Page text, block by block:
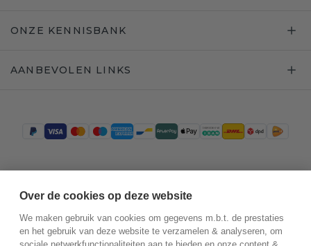
ONZE KENNISBANK
AANBEVOLEN LINKS
Over de cookies op deze website
We maken gebruik van cookies om gegevens m.b.t. de prestaties
en het gebruik van deze website te verzamelen & analyseren, om